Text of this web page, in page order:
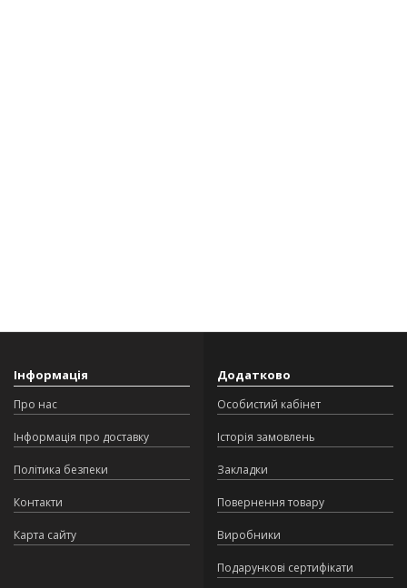
Інформація
Про нас
Інформація про доставку
Політика безпеки
Контакти
Карта сайту
Додатково
Особистий кабінет
Історія замовлень
Закладки
Повернення товару
Виробники
Подарункові сертифікати